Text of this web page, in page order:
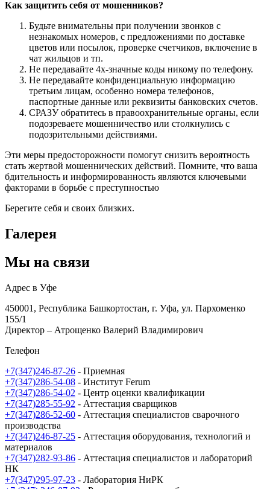
Как защитить себя от мошенников?
Будьте внимательны при получении звонков с
незнакомых номеров, с предложениями по доставке
цветов или посылок, проверке счетчиков, включение в
чат жильцов и тп.
Не передавайте 4х-значные коды никому по телефону.
Не передавайте конфиденциальную информацию
третьим лицам, особенно номера телефонов,
паспортные данные или реквизиты банковских счетов.
СРАЗУ обратитесь в правоохранительные органы, если
подозреваете мошенничество или столкнулись с
подозрительными действиями.
Эти меры предосторожности помогут снизить вероятность
стать жертвой мошеннических действий. Помните, что ваша
бдительность и информированность являются ключевыми
факторами в борьбе с преступностью
Берегите себя и своих близких.
Галерея
Мы на связи
Адрес в Уфе
450001, Республика Башкортостан, г. Уфа, ул. Пархоменко
155/1
Директор – Атрощенко Валерий Владимирович
Телефон
+7(347)246-87-26 - Приемная
+7(347)286-54-08 - Институт Ferum
+7(347)286-54-02 - Центр оценки квалификации
+7(347)285-55-92 - Аттестация сварщиков
+7(347)286-52-60 - Аттестация специалистов сварочного
производства
+7(347)246-87-25 - Аттестация оборудования, технологий и
материалов
+7(347)282-93-86 - Аттестация специалистов и лабораторий
НК
+7(347)295-97-23 - Лаборатория НиРК